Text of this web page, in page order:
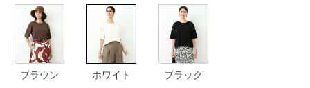
ブラウン ホワイト ブラック